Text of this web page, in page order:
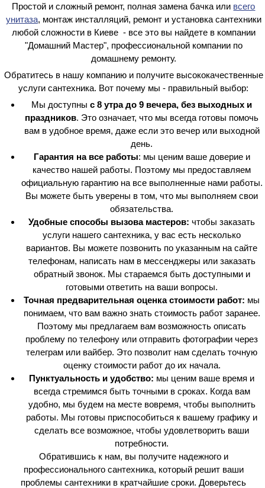
Простой и сложный ремонт, полная замена бачка или всего
унитаза, монтаж инсталляций, ремонт и установка сантехники
любой сложности в Киеве - все это вы найдете в компании
"Домашний Мастер", профессиональной компании по
домашнему ремонту.
Обратитесь в нашу компанию и получите высококачественные
услуги сантехника. Вот почему мы - правильный выбор:
Мы доступныс 8 утра до 9 вечера, без выходных и
праздников. Это означает, что мы всегда готовы помочь
вам в удобное время, даже если это вечер или выходной
день.
Гарантия на все работы: мы ценим ваше доверие и
качество нашей работы. Поэтому мы предоставляем
официальную гарантию на все выполненные нами работы.
Вы можете быть уверены в том, что мы выполняем свои
обязательства.
Удобные способы вызова мастеров: чтобы заказать
услуги нашего сантехника, у вас есть несколько
вариантов. Вы можете позвонить по указанным на сайте
телефонам, написать нам в мессенджеры или заказать
обратный звонок. Мы стараемся быть доступными и
готовыми ответить на ваши вопросы.
Точная предварительная оценка стоимости работ: мы
понимаем, что вам важно знать стоимость работ заранее.
Поэтому мы предлагаем вам возможность описать
проблему по телефону или отправить фотографии через
телеграм или вайбер. Это позволит нам сделать точную
оценку стоимости работ до их начала.
Пунктуальность и удобство: мы ценим ваше время и
всегда стремимся быть точными в сроках. Когда вам
удобно, мы будем на месте вовремя, чтобы выполнить
работы. Мы готовы приспособиться к вашему графику и
сделать все возможное, чтобы удовлетворить ваши
потребности.
Обратившись к нам, вы получите надежного и
профессионального сантехника, который решит ваши
проблемы сантехники в кратчайшие сроки. Доверьтесь